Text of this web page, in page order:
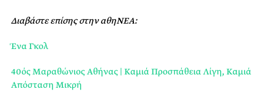
Διαβάστε επίσης στην αθηΝΕΑ:
Ένα Γκολ
40ός Μαραθώνιος Αθήνας | Καμιά Προσπάθεια Λίγη, Καμιά
Απόσταση Μικρή